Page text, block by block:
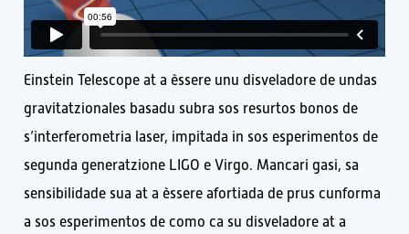
Einstein Telescope at a èssere unu disveladore de undas
gravitatzionales basadu subra sos resurtos bonos de
s’interferometria laser, impitada in sos esperimentos de
segunda generatzione LIGO e Virgo. Mancari gasi, sa
sensibilidade sua at a èssere afortiada de prus cunforma
a sos esperimentos de como ca su disveladore at a